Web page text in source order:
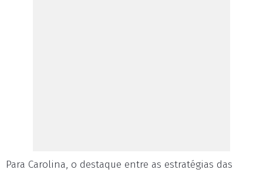
Para Carolina, o destaque entre as estratégias das